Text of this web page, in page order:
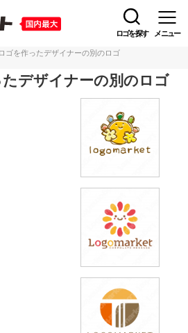
ロゴを探す メニュー
ゴを作ったデザイナーの別のロゴ
デザイナーの別のロゴ